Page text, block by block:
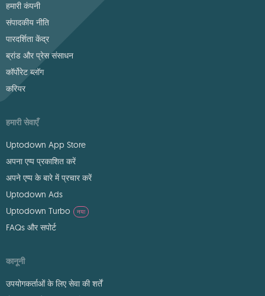
हमारी कंपनी
संपादकीय नीति
पारदर्शिता केंद्र
ब्रांड और प्रेस संसाधन
कॉर्पोरेट ब्लॉग
करियर
हमारी सेवाएँ
Uptodown App Store
अपना एप्प प्रकाशित करें
अपने एप्प के बारे में प्रचार करें
Uptodown Ads
Uptodown Turbo
नया
FAQs और सपोर्ट
कानूनी
उपयोगकर्ताओं के लिए सेवा की शर्तें